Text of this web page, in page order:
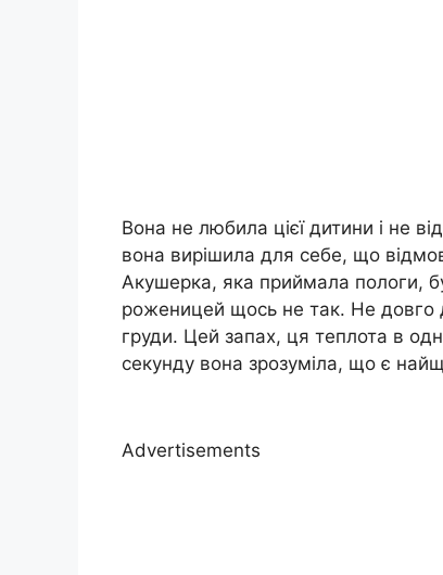
Вона не любила цієї дитини і не
вона вирішила для себе, що
Акушерка, яка приймала пологи,
роженицей щось не так. Не довго
груди. Цей запах, ця теплота в
секунду вона зрозуміла, що є
Advertisements